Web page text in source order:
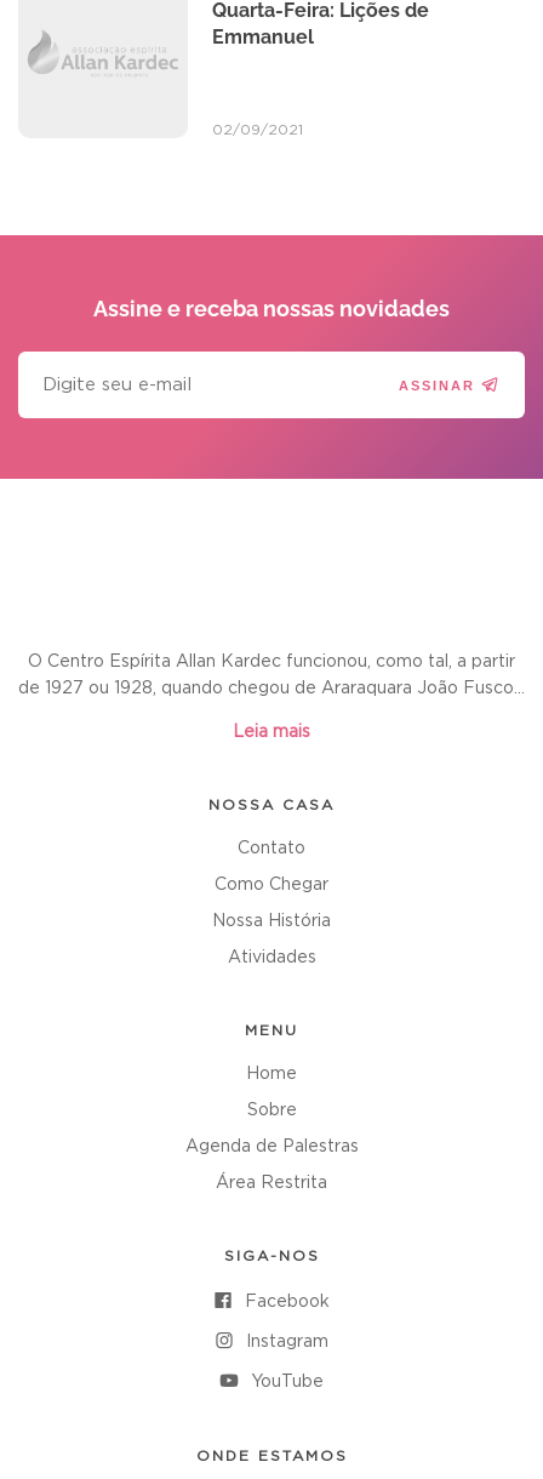
Quarta-Feira: Lições de
Emmanuel
02/09/2021
Assine e receba nossas novidades
ASSINAR
O Centro Espírita Allan Kardec funcionou, como tal, a partir
de 1927 ou 1928, quando chegou de Araraquara João Fusco...
Leia mais
NOSSA CASA
Contato
Como Chegar
Nossa História
Atividades
MENU
Home
Sobre
Agenda de Palestras
Área Restrita
SIGA-NOS
Facebook
Instagram
YouTube
ONDE ESTAMOS